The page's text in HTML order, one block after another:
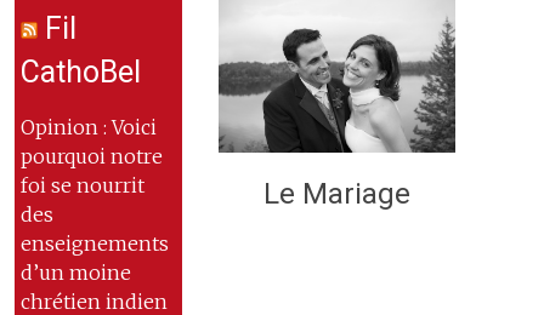
Fil
CathoBel
Opinion : Voici
pourquoi notre
foi se nourrit
des
enseignements
d’un moine
chrétien indien
Le Mariage